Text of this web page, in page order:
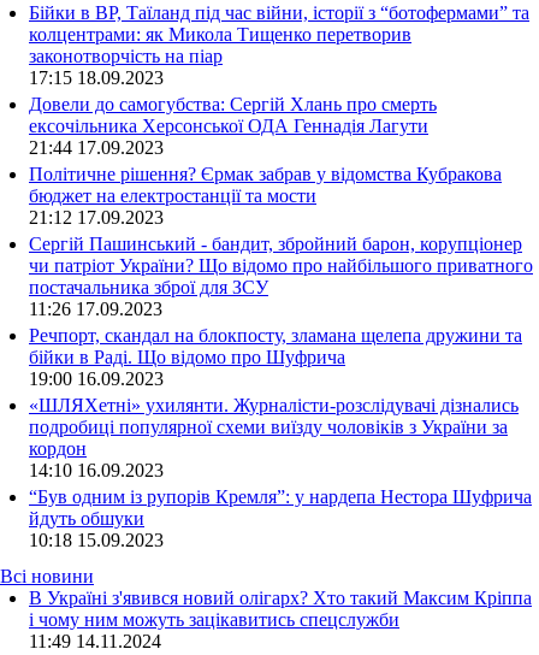
Бійки в ВР, Таїланд під час війни, історії з “ботофермами” та
колцентрами: як Микола Тищенко перетворив
законотворчість на піар
17:15 18.09.2023
Довели до самогубства: Сергій Хлань про смерть
ексочільника Херсонської ОДА Геннадія Лагути
21:44 17.09.2023
Політичне рішення? Єрмак забрав у відомства Кубракова
бюджет на електростанції та мости
21:12 17.09.2023
Сергій Пашинський - бандит, збройний барон, корупціонер
чи патріот України? Що відомо про найбільшого приватного
постачальника зброї для ЗСУ
11:26 17.09.2023
Речпорт, скандал на блокпосту, зламана щелепа дружини та
бійки в Раді. Що відомо про Шуфрича
19:00 16.09.2023
«ШЛЯХетні» ухилянти. Журналісти-розслідувачі дізнались
подробиці популярної схеми виїзду чоловіків з України за
кордон
14:10 16.09.2023
“Був одним із рупорів Кремля”: у нардепа Нестора Шуфрича
йдуть обшуки
10:18 15.09.2023
Всі новини
В Україні з'явився новий олігарх? Хто такий Максим Кріппа
і чому ним можуть зацікавитись спецслужби
11:49 14.11.2024